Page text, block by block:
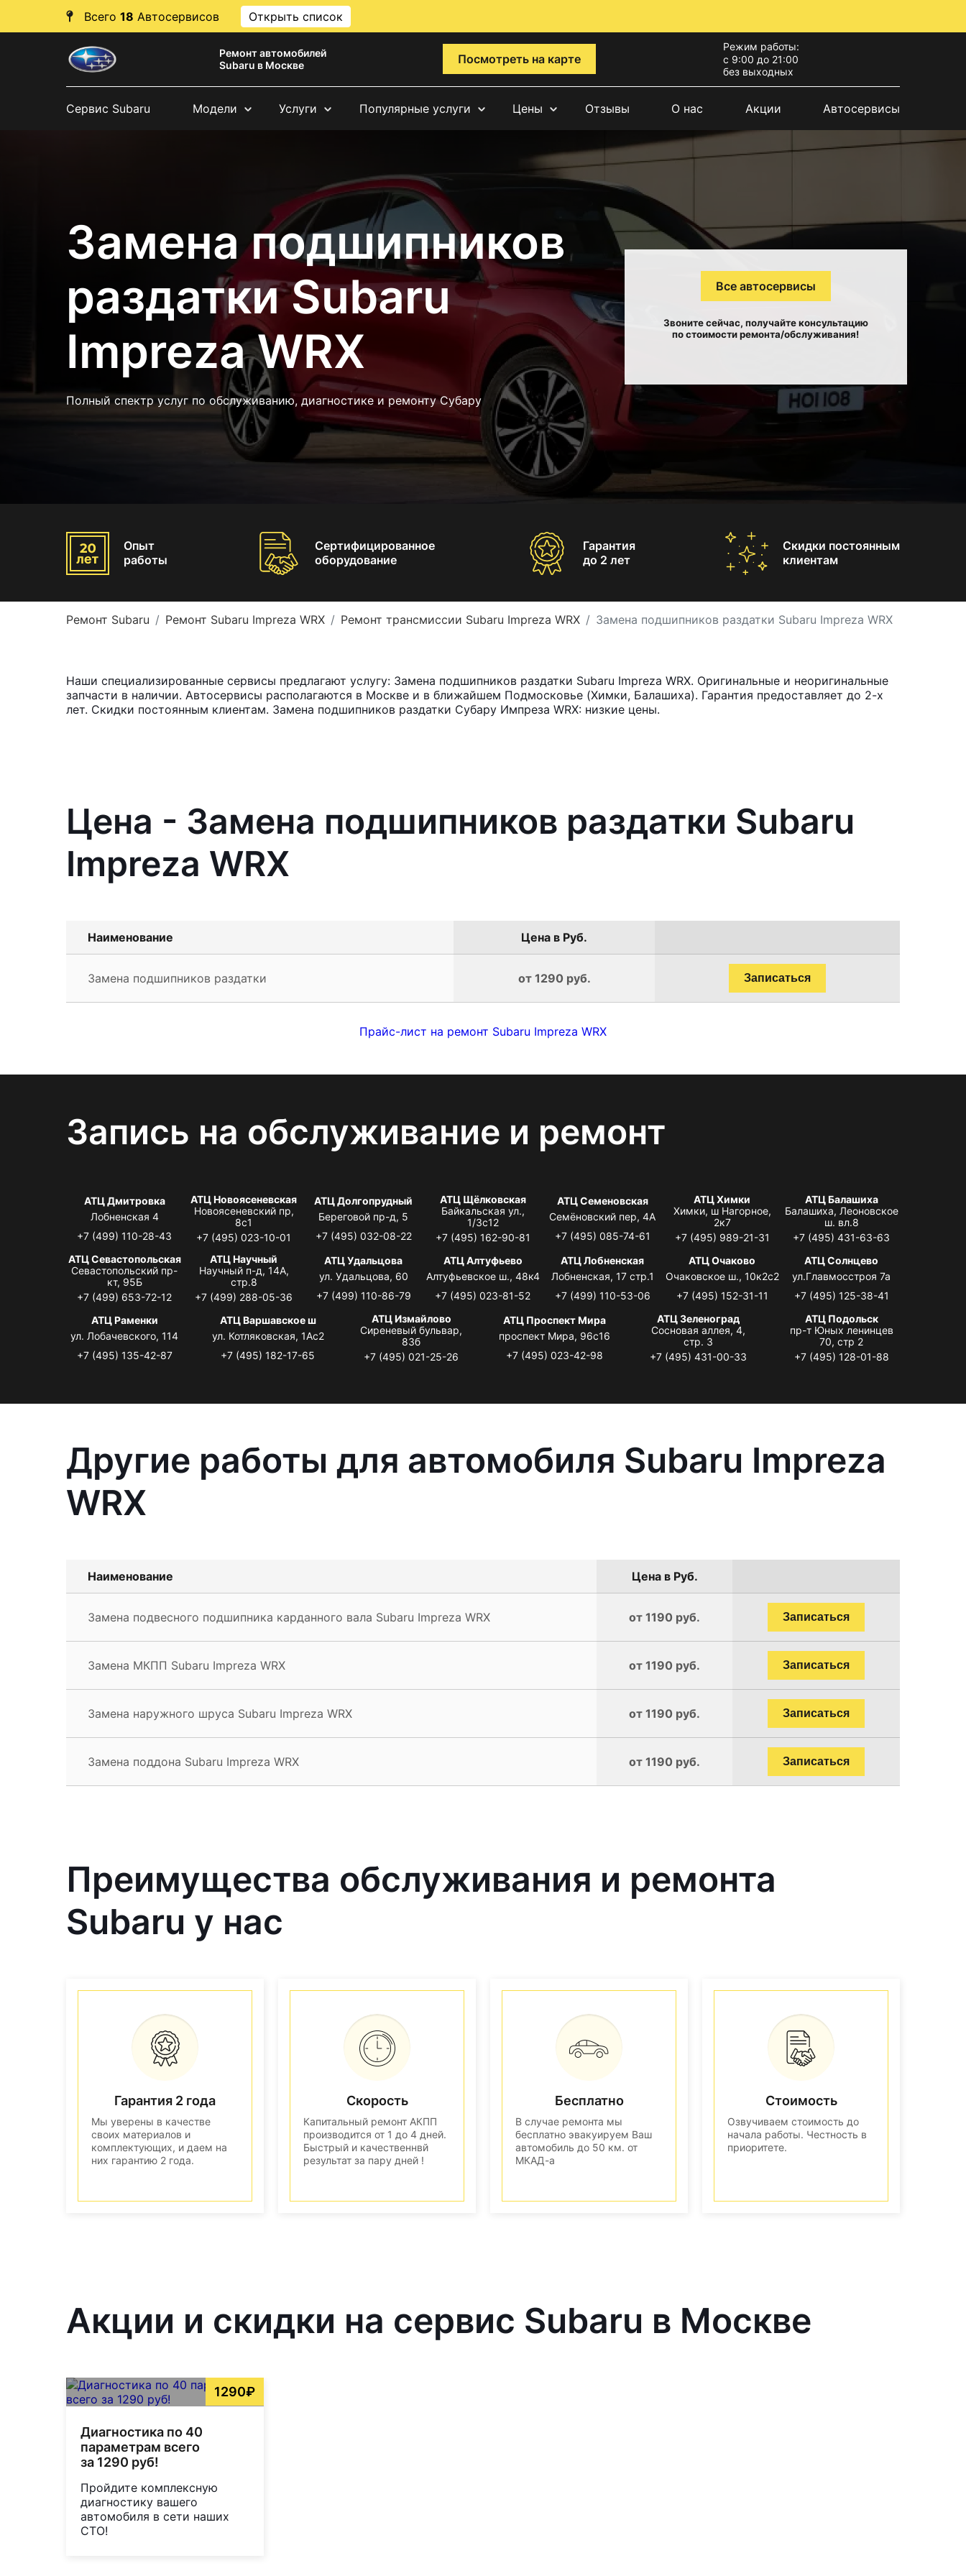
Всего 18 Автосервисов Открыть список
Ремонт автомобилей
Subaru в Москве
Посмотреть на карте
Режим работы:
с 9:00 до 21:00
без выходных
Сервис Subaru Модели Услуги Популярные услуги Цены Отзывы О нас Акции Автосервисы
Замена подшипников
раздатки Subaru
Impreza WRX
Полный спектр услуг по обслуживанию, диагностике и ремонту Субару
Все автосервисы
Звоните сейчас, получайте консультацию
по стоимости ремонта/обслуживания!
Опыт
работы
Сертифицированное
оборудование
Гарантия
до 2 лет
Скидки постоянным
клиентам
Ремонт Subaru Ремонт Subaru Impreza WRX Ремонт трансмиссии Subaru Impreza WRX Замена подшипников раздатки Subaru Impreza WRX
Наши специализированные сервисы предлагают услугу: Замена подшипников раздатки Subaru Impreza WRX. Оригинальные и неоригинальные
запчасти в наличии. Автосервисы располагаются в Москве и в ближайшем Подмосковье (Химки, Балашиха). Гарантия предоставляет до 2-х
лет. Скидки постоянным клиентам. Замена подшипников раздатки Субару Импреза WRX: низкие цены.
Цена - Замена подшипников раздатки Subaru
Impreza WRX
Наименование Цена в Руб.
Замена подшипников раздатки от 1290 руб. Записаться
Прайс-лист на ремонт Subaru Impreza WRX
Запись на обслуживание и ремонт
АТЦ Дмитровка
Лобненская 4
+7 (499) 110-28-43
АТЦ Новоясеневская
Новоясеневский пр,
8с1
+7 (495) 023-10-01
АТЦ Долгопрудный
Береговой пр-д, 5
+7 (495) 032-08-22
АТЦ Щёлковская
Байкальская ул.,
1/3с12
+7 (495) 162-90-81
АТЦ Семеновская
Семёновский пер, 4А
+7 (495) 085-74-61
АТЦ Химки
Химки, ш Нагорное,
2к7
+7 (495) 989-21-31
АТЦ Балашиха
Балашиха, Леоновское
ш. вл.8
+7 (495) 431-63-63
АТЦ Севастопольская
Севастопольский пр-
кт, 95Б
+7 (499) 653-72-12
АТЦ Научный
Научный п-д, 14А,
стр.8
+7 (499) 288-05-36
АТЦ Удальцова
ул. Удальцова, 60
+7 (499) 110-86-79
АТЦ Алтуфьево
Алтуфьевское ш., 48к4
+7 (495) 023-81-52
АТЦ Лобненская
Лобненская, 17 стр.1
+7 (499) 110-53-06
АТЦ Очаково
Очаковское ш., 10к2с2
+7 (495) 152-31-11
АТЦ Солнцево
ул.Главмосстроя 7а
+7 (495) 125-38-41
АТЦ Раменки
ул. Лобачевского, 114
+7 (495) 135-42-87
АТЦ Варшавское ш
ул. Котляковская, 1Ас2
+7 (495) 182-17-65
АТЦ Измайлово
Сиреневый бульвар,
83б
+7 (495) 021-25-26
АТЦ Проспект Мира
проспект Мира, 96с16
+7 (495) 023-42-98
АТЦ Зеленоград
Сосновая аллея, 4,
стр. 3
+7 (495) 431-00-33
АТЦ Подольск
пр-т Юных ленинцев
70, стр 2
+7 (495) 128-01-88
Другие работы для автомобиля Subaru Impreza
WRX
Наименование Цена в Руб.
Замена подвесного подшипника карданного вала Subaru Impreza WRX от 1190 руб. Записаться
Замена МКПП Subaru Impreza WRX от 1190 руб. Записаться
Замена наружного шруса Subaru Impreza WRX от 1190 руб. Записаться
Замена поддона Subaru Impreza WRX от 1190 руб. Записаться
Преимущества обслуживания и ремонта
Subaru у нас
Гарантия 2 года
Мы уверены в качестве
своих материалов и
комплектующих, и даем на
них гарантию 2 года.
Скорость
Капитальный ремонт АКПП
производится от 1 до 4 дней.
Быстрый и качественнвй
результат за пару дней !
Бесплатно
В случае ремонта мы
бесплатно эвакуируем Ваш
автомобиль до 50 км. от
МКАД-а
Стоимость
Озвучиваем стоимость до
начала работы. Честность в
приоритете.
Акции и скидки на сервис Subaru в Москве
1290₽
Диагностика по 40
параметрам всего
за 1290 руб!
Пройдите комплексную
диагностику вашего
автомобиля в сети наших
СТО!